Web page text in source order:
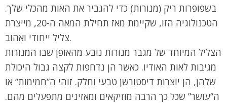
בשפופרות ריק (מנורות) כדי להגביר את האות מהכלי שלך.
הטכנולוגיה הזו, שקיימת מאז תחילת המאה ה-20, מייצרת
צליל ייחודי ואהוב.
הצליל המיוחד של מגבר מנורות נובע מהאופן שבו המנורות
מגיבות לאות האודיו. כאשר הן נדחפות לקצה גבול היכולת
שלהן, הן יוצרות דיסטורשן טבעי וחלק. זוהי ה”חמימות” או
ה”עושר” שכל כך הרבה מוזיקאים ומאזינים מתפעלים מהם.